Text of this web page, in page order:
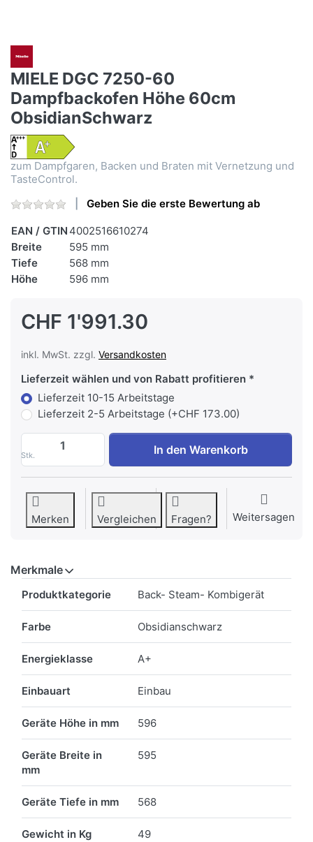
MIELE DGC 7250-60
Dampfbackofen Höhe 60cm
ObsidianSchwarz
zum Dampfgaren, Backen und Braten mit Vernetzung und
TasteControl.
Geben Sie die erste Bewertung ab
EAN / GTIN 4002516610274
Breite
595 mm
Tiefe
568 mm
Höhe
596 mm
CHF 1'991.30
inkl. MwSt. zzgl. Versandkosten
Lieferzeit wählen und von Rabatt profitieren
Lieferzeit 10-15 Arbeitstage
Lieferzeit 2-5 Arbeitstage (+CHF 173.00)
Stk.
MIELE DGC 7250-60 Dampfbackofen
In den Warenkorb
Merken Vergleichen Fragen? Weitersagen
Merkmale
Produktkategorie Back- Steam- Kombigerät
Farbe Obsidianschwarz
Energieklasse A+
Einbauart Einbau
Geräte Höhe in mm 596
Geräte Breite in
mm
595
Geräte Tiefe in mm 568
Gewicht in Kg 49